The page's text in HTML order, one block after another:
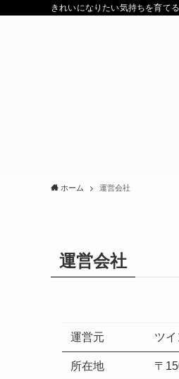
きれいになりたい気持ちを育て
ホーム 運営会社
運営会社
運営元 ツ
所在地 〒